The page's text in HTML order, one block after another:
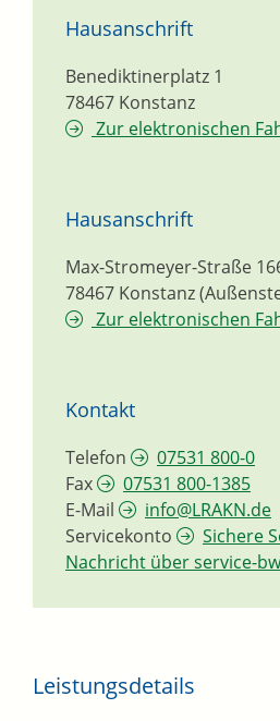
Hausanschrift
Benediktinerplatz 1
78467 Konstanz
Zur elektronischen
Hausanschrift
Max-Stromeyer-Straße
78467 Konstanz
Zur elektronischen
Kontakt
Telefon
07531 800-0
Fax
07531 800-1385
E-Mail
info@LRAKN.de
Servicekonto
Sichere
Nachricht über service-
Leistungsdetails